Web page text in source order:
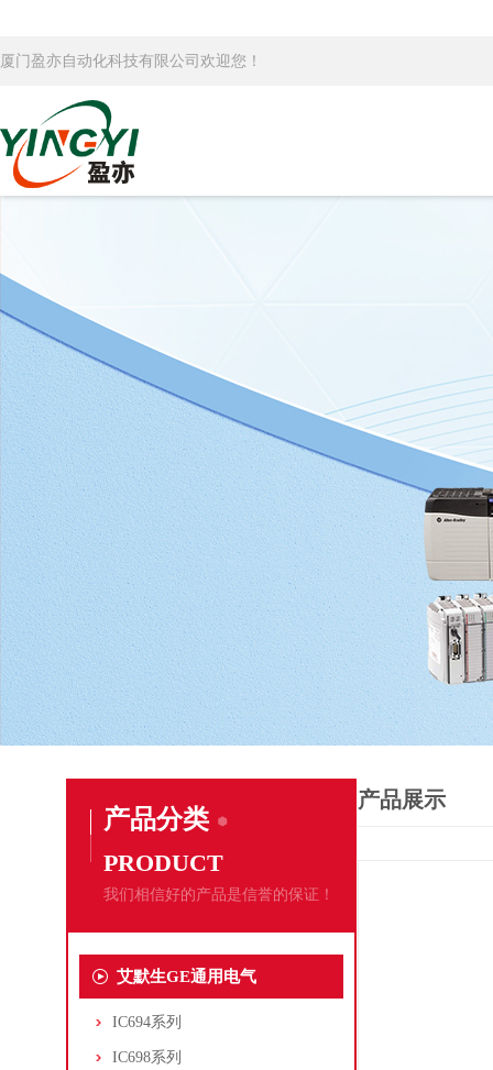
厦门盈亦自动化科技有限公司欢迎您！
产品分类
PRODUCT
我们相信好的产品是信誉的保证！
艾默生GE通用电气
IC694系列
IC698系列
产品展示